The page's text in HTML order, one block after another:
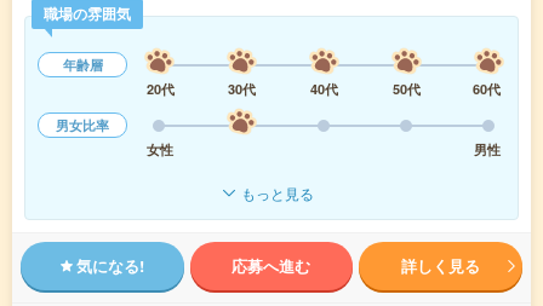
職場の雰囲気
年齢層
20代
30代 40代 50代
60代
男女比率
女性
男性
もっと見る
気になる! 応募へ進む 詳しく見る